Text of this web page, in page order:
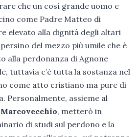
che un così grande uomo e
come Padre Matteo di
elevato alla dignità degli altari
del mezzo più umile che è
alla perdonanza di Agnone
tuttavia c’è tutta la sostanza nel
come atto cristiano ma pure di
Personalmente, assieme al
, metterò in
di studi sul perdono e la